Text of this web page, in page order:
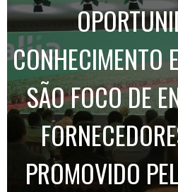
CONHECIMENTO
SÃO FOCO DE
PROMOVIDO